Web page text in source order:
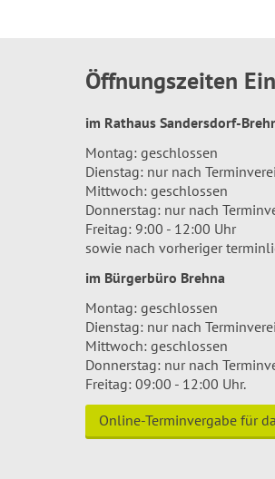
Öffnungszeiten
im Rathaus Sandersdorf-
Montag: geschlossen
Dienstag: nur nach
Mittwoch: geschlossen
Donnerstag: nur nach
Freitag: 9:00 - 12:00 Uhr
sowie nach vorheriger
im Bürgerbüro Brehna
Montag: geschlossen
Dienstag: nur nach
Mittwoch: geschlossen
Donnerstag: nur nach
Freitag: 09:00 - 12:00 Uhr.
Online-Terminvergabe für